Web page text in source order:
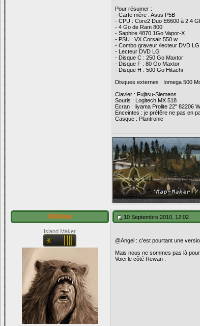
Pour résumer :
- Carte mêre : Asus P5B
- CPU : Core2 Duo E6600 à 2.4
- 4 Go de Ram 800
- Saphire 4870 1Go Vapor-X
- PSU : VX Corsair 550 w
- Combo graveur /lecteur DVD LG
- Lecteur DVD LG
- Disque C : 250 Go Maxtor
- Disque F : 80 Go Maxtor
- Disque H : 500 Go Hitachi
Disques externes : Iomega 500
Clavier : Fujitsu-Siemens
Souris : Logitech MX 518
Ecran : Iiyama Prolite 22" 82206
Enceintes : je préfêre ne pas en
Casque : Plantronic
Old Bear
Island Maker
10 Septembre 2010, 12:02
@Angel : c'est pourtant une
Mais nous ne sommes pas là
Voici le côté Rewan :